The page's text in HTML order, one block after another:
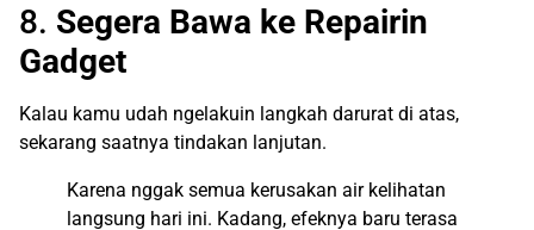
8. Segera Bawa ke Repairin
Gadget
Kalau kamu udah ngelakuin langkah darurat di atas,
sekarang saatnya tindakan lanjutan.
Karena nggak semua kerusakan air kelihatan
langsung hari ini. Kadang, efeknya baru terasa